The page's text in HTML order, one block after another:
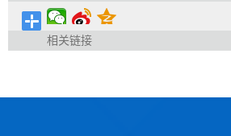
相关链接